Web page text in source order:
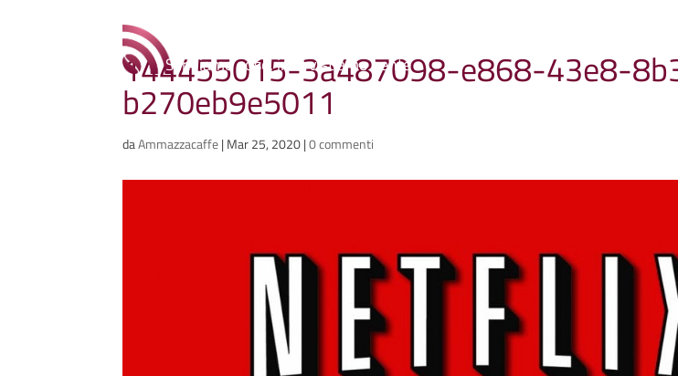
Ammazzacaffè
Scriviamo cose, intervistiamo gente
144455015-3a487098-e868-43e8-
b270eb9e5011
daAmmazzacaffe|Mar 25, 2020|0 commenti